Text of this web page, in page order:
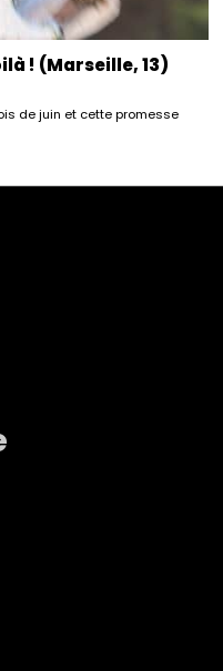
! (Marseille, 13)
de juin et cette promesse